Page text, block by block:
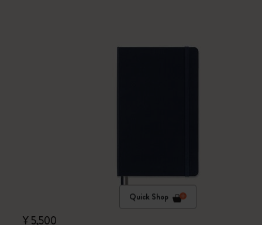
Quick Shop
¥ 5,500